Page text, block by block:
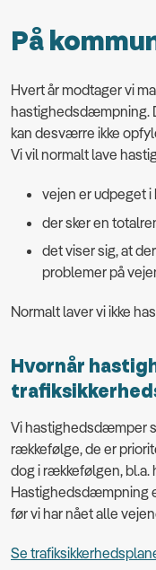
På
Hvert år modtager vi
hastighedsdæmpning.
kan desværre ikke
Vi vil normalt lave
vejen er udpeget
der sker en
det viser sig, at
problemer på
Normalt laver vi ikke
Hvornår
Vi hastighedsdæmper
rækkefølge, de er
dog i rækkefølgen, bl.a.
Hastighedsdæmpning
før vi har nået alle
Se